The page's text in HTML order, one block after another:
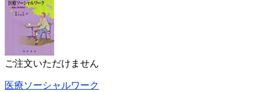
ご注文いただけません
医療ソーシャルワーク